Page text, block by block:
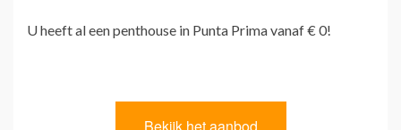
U heeft al een penthouse in Punta Prima vanaf € 0!